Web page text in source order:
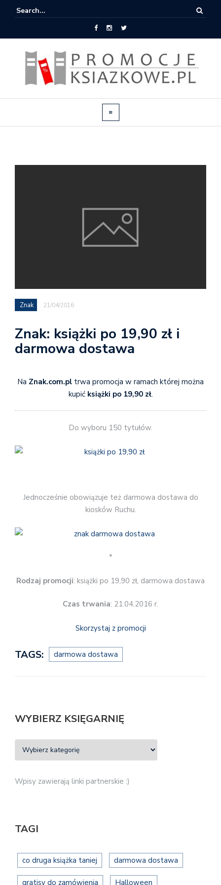
Znak 21/04/2016
Znak: książki po 19,90 zł i
darmowa dostawa
Na Znak.com.pl trwa promocja w ramach której można
kupić książki po 19,90 zł.
Do wyboru 150 tytułów.
Jednocześnie obowiązuje też darmowa dostawa do
kiosków Ruchu.
*
Rodzaj promocji: książki po 19,90 zł, darmowa dostawa
Czas trwania: 21.04.2016 r.
Skorzystaj z promocji
TAGS: darmowa dostawa
WYBIERZ KSIĘGARNIĘ
Wpisy zawierają linki partnerskie :)
TAGI
co druga książka taniej darmowa dostawa
gratisy do zamówienia Halloween